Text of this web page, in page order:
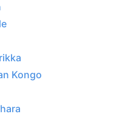
Kongo